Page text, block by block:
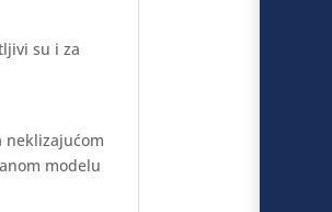
su i za
neklizajućom
modelu